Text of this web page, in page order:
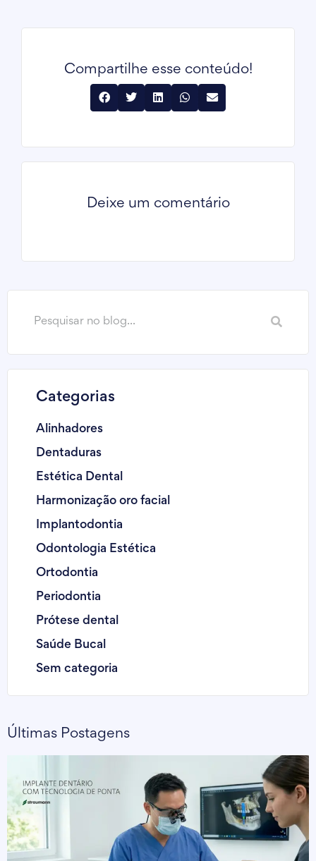
Compartilhe esse conteúdo!
Deixe um comentário
Categorias
Alinhadores
Dentaduras
Estética Dental
Harmonização oro facial
Implantodontia
Odontologia Estética
Ortodontia
Periodontia
Prótese dental
Saúde Bucal
Sem categoria
Últimas Postagens